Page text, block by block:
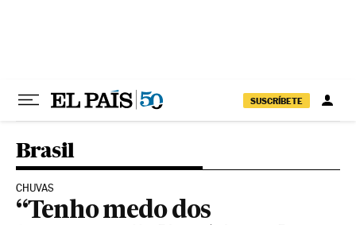
SUSCRÍBETE
Brasil
CHUVAS
“Tenho medo dos